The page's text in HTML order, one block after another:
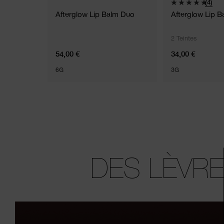
Afterglow Lip Balm Duo
54,00 €
6G
(4)
Afterglow Lip
2 Teintes
34,00 €
3G
DES